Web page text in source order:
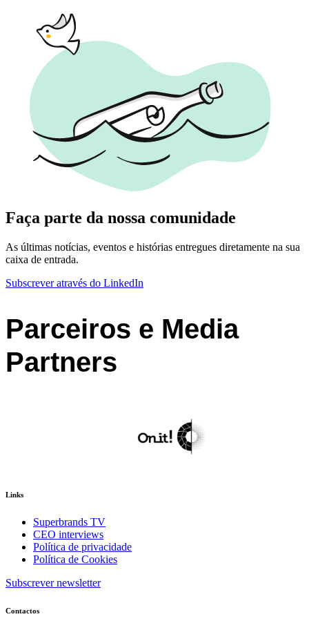
Faça parte da nossa comunidade
As últimas notícias, eventos e histórias entregues diretamente na sua
caixa de entrada.
Subscrever através do LinkedIn
Parceiros e Media
Partners
Links
Superbrands TV
CEO interviews
Política de privacidade
Política de Cookies
Subscrever newsletter
Contactos